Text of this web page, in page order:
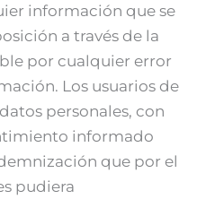
información que se
a través de la
por cualquier error
Los usuarios de
personales, con
informado
que por el
pudiera